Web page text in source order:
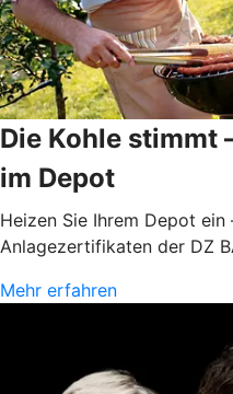
Die Kohle stimmt
im Depot
Heizen Sie Ihrem Depot
Anlagezertifikaten der DZ
Mehr erfahren